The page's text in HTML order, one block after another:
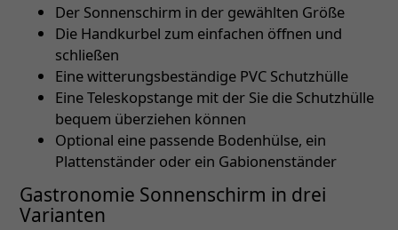
Der Sonnenschirm in der gewählten Größe
Die Handkurbel zum einfachen öffnen und
schließen
Eine witterungsbeständige PVC Schutzhülle
Eine Teleskopstange mit der Sie die Schutzhülle
bequem überziehen können
Optional eine passende Bodenhülse, ein
Plattenständer oder ein Gabionenständer
Gastronomie Sonnenschirm in drei
Varianten